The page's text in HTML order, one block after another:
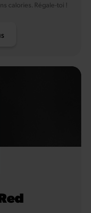
calories. Régale-toi !